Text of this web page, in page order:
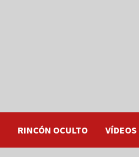
RINCÓN OCULTO VÍDEOS